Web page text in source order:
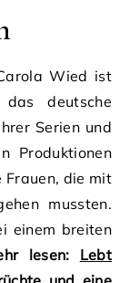
Wied ist
deutsche
Serien und
Produktionen
die mit
mussten.
einem breiten
lesen: Lebt